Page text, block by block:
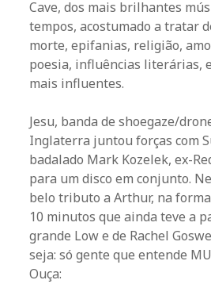
Cave, dos mais brilhantes
tempos, acostumado a tratar
morte, epifanias, religião,
poesia, influências literárias,
mais influentes.
Jesu, banda de shoegaze/
Inglaterra juntou forças com
badalado Mark Kozelek, ex-
para um disco em conjunto.
belo tributo a Arthur, na forma
10 minutos que ainda teve a
grande Low e de Rachel
seja: só gente que entende
Ouça: